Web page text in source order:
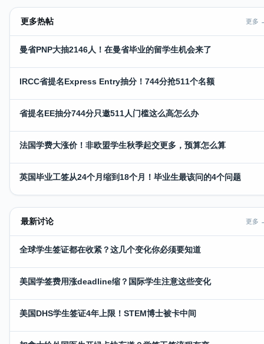
更多热帖 更多
曼省PNP大抽2146人！在曼省毕业的留学生机会来了
IRCC省提名Express Entry抽分！744分抢511个名额
省提名EE抽分744分只邀511人门槛这么高怎么办
法国学费大涨价！非欧盟学生秋季起交更多，预算怎么算
英国毕业工签从24个月缩到18个月！毕业生最该问的4个问题
最新讨论 更多
全球学生签证都在收紧？这几个变化你必须要知道
美国学签费用涨deadline缩？国际学生注意这些变化
美国DHS学生签证4年上限！STEM博士被卡中间